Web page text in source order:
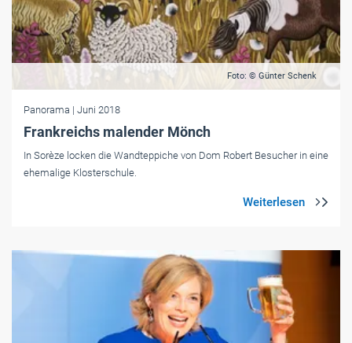
Foto: © Günter Schenk
Panorama | Juni 2018
Frankreichs malender Mönch
In Sorèze locken die Wandteppiche von Dom Robert Besucher in eine
ehemalige Klosterschule.